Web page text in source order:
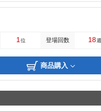
1 位 登場回数 18週
商品購入